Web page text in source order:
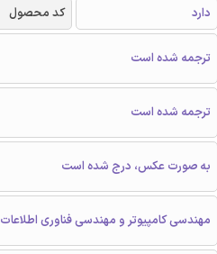
دارد کد محصول
ترجمه شده است
ترجمه شده است
به صورت عکس، درج شده است
مهندسی کامپیوتر و مهندسی فناوری اطلاعات